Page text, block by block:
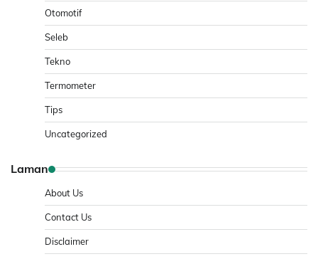
Otomotif
Seleb
Tekno
Termometer
Tips
Uncategorized
Laman
About Us
Contact Us
Disclaimer